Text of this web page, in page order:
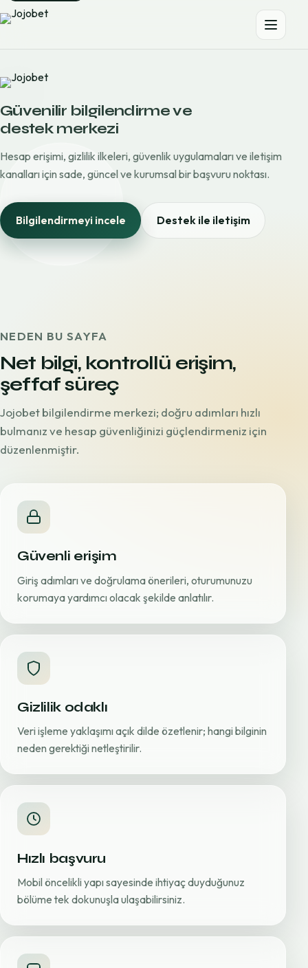
Güvenilir bilgilendirme ve
destek merkezi
Hesap erişimi, gizlilik ilkeleri, güvenlik uygulamaları ve iletişim
kanalları için sade, güncel ve kurumsal bir başvuru noktası.
Bilgilendirmeyi incele Destek ile iletişim
NEDEN BU SAYFA
Net bilgi, kontrollü erişim,
şeffaf süreç
Jojobet bilgilendirme merkezi; doğru adımları hızlı
bulmanız ve hesap güvenliğinizi güçlendirmeniz için
düzenlenmiştir.
Güvenli erişim
Giriş adımları ve doğrulama önerileri, oturumunuzu
korumaya yardımcı olacak şekilde anlatılır.
Gizlilik odaklı
Veri işleme yaklaşımı açık dilde özetlenir; hangi bilginin
neden gerektiği netleştirilir.
Hızlı başvuru
Mobil öncelikli yapı sayesinde ihtiyaç duyduğunuz
bölüme tek dokunuşla ulaşabilirsiniz.